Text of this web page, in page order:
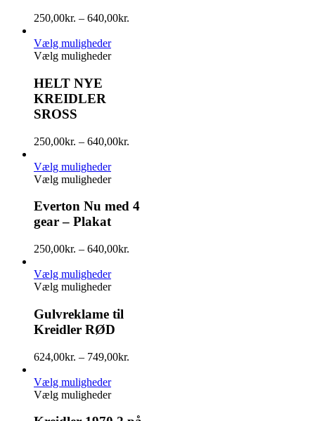
250,00kr. – 640,00kr.
Vælg muligheder
Vælg muligheder
HELT NYE
KREIDLER
SROSS
250,00kr. – 640,00kr.
Vælg muligheder
Vælg muligheder
Everton Nu med 4
gear – Plakat
250,00kr. – 640,00kr.
Vælg muligheder
Vælg muligheder
Gulvreklame til
Kreidler RØD
624,00kr. – 749,00kr.
Vælg muligheder
Vælg muligheder